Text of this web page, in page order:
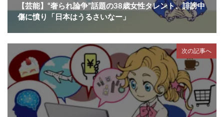
【芸能】“奢られ論争”話題の38歳女性タレント、誹謗中
傷に憤り「日本はうるさいなー」
次の記事へ